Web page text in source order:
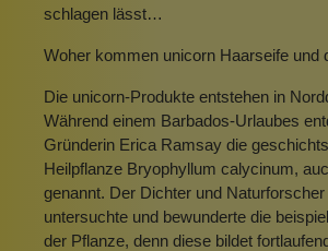
schlagen lässt…
Woher kommen unicorn Haarseife und
Die unicorn-Produkte entstehen in
Während einem Barbados-Urlaubes
Gründerin Erica Ramsay die
Heilpflanze Bryophyllum calycinum,
genannt. Der Dichter und
untersuchte und bewunderte die
der Pflanze, denn diese bildet